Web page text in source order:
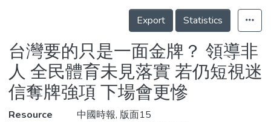
Statistics
Details
Export
Statistics
台灣要的只是一面金牌？ 領導非
人 全民體育未見落實 若仍短視迷
信奪牌強項 下場會更慘
Resource
中國時報, 版面15